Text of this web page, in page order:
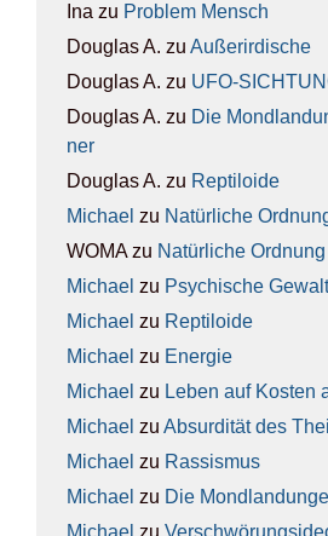
Ina zu Pro­blem Mensch
Douglas A. zu Außer­ir­di­sche
Douglas A. zu UFO-
Douglas A. zu Die
ner
Douglas A. zu Rep­ti­lo­ide
Michael zu Natür­li­che
WOMAzu Natür­li­che Ord­nung
Michael zu Psy­chi­sche Gewalt
Michael zu Rep­ti­lo­ide
Michael zu Ener­gie
Michael zu Leben auf Kos­ten
Michael zu Absur­di­tät des
Michael zu Ras­sis­mus
Michael zu Die
Michael zu